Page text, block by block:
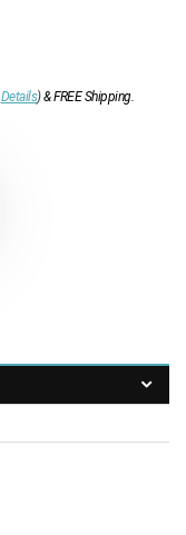
Details)&FREE Shipping.